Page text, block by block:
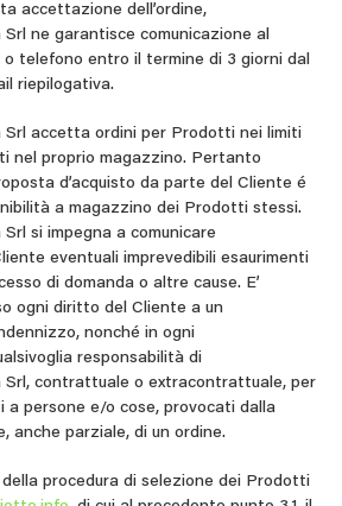
accettazione dell’ordine,
ne garantisce comunicazione al
telefono entro il termine di 3 giorni dal
riepilogativa.
accetta ordini per Prodotti nei limiti
nel proprio magazzino. Pertanto
d’acquisto da parte del Cliente é
a magazzino dei Prodotti stessi.
si impegna a comunicare
eventuali imprevedibili esaurimenti
di domanda o altre cause. E’
ogni diritto del Cliente a un
nonché in ogni
responsabilità di
contrattuale o extracontrattuale, per
persone e/o cose, provocati dalla
anche parziale, di un ordine.
della procedura di selezione dei Prodotti